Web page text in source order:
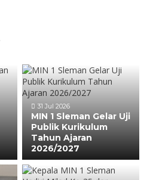
31 Jul 2026
MIN 1 Sleman Gelar Uji
Publik Kurikulum
Tahun Ajaran
2026/2027